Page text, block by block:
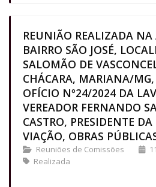
REUNIÃO REALIZADA NA
BAIRRO SÃO JOSÉ,
SALOMÃO DE
CHÁCARA, MARIANA/
OFÍCIO Nº24/2024 DA
VEREADOR FERNANDO
CASTRO, PRESIDENTE
VIAÇÃO, OBRAS
Reuniões de Comissões
Realizada